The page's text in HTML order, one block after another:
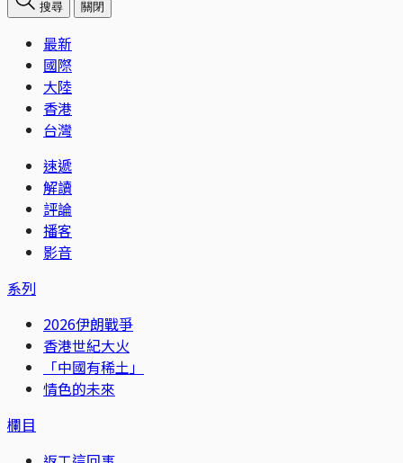
搜尋 關閉
最新
國際
大陸
香港
台灣
速遞
解讀
評論
播客
影音
系列
2026伊朗戰爭
香港世紀大火
「中國有稀土」
情色的未來
欄目